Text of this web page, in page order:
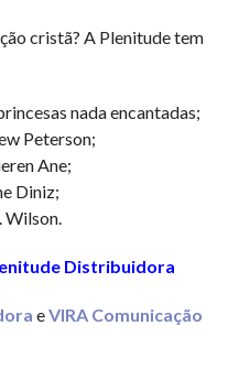
cristã? A Plenitude tem
nada encantadas;
Peterson;
Ane;
Diniz;
Wilson.
Distribuidora
eVIRA Comunicação